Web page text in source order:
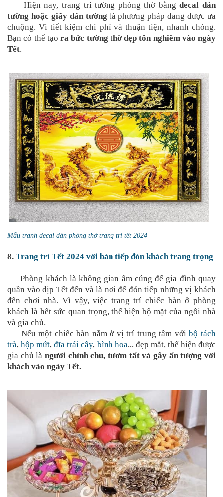
Hiện nay, trang trí tường phòng thờ bằng decal dán
tường hoặc giấy dán tường là phương pháp đang được ưa
chuộng. Vì tiết kiệm chi phí và thuận tiện, nhanh chóng.
Bạn có thể tạo ra bức tường thờ đẹp tôn nghiêm vào ngày
Tết.
Mẫu tranh decal dán phòng thờ trang trí tết 2024
8. Trang trí Tết 2024 với bàn tiếp đón khách trang trọng
Phòng khách là không gian ấm cúng để gia đình quay
quần vào dịp Tết đến và là nơi để đón tiếp những vị khách
đến chơi nhà. Vì vậy, việc trang trí chiếc bàn ở phòng
khách là hết sức quan trọng, thể hiện bộ mặt của ngôi nhà
và gia chủ.
Nếu một chiếc bàn nằm ở vị trí trung tâm vớibộ tách
trà,hộp mứt,đĩa trái cây, bình hoa... đẹp mắt, thể hiện được
gia chủ là người chỉnh chu, tươm tất và gây ấn tượng với
khách vào ngày Tết.